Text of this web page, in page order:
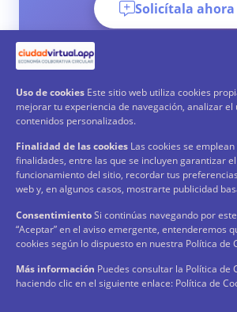
Uso de cookies Este sitio web utiliza cookies
mejorar tu experiencia de navegación, analizar
contenidos personalizados.
Finalidad de las cookies Las cookies se
finalidades, entre las que se incluyen garantizar
funcionamiento del sitio, recordar tus
web y, en algunos casos, mostrarte publicidad
ConsentimientoSi continúas navegando por
“Aceptar” en el aviso emergente, entenderemos
cookies según lo dispuesto en nuestra Política de
Más información Puedes consultar la Política de
haciendo clic en el siguiente enlace: Política de
Solicítala ahora
O si ya eres
Entra a tu